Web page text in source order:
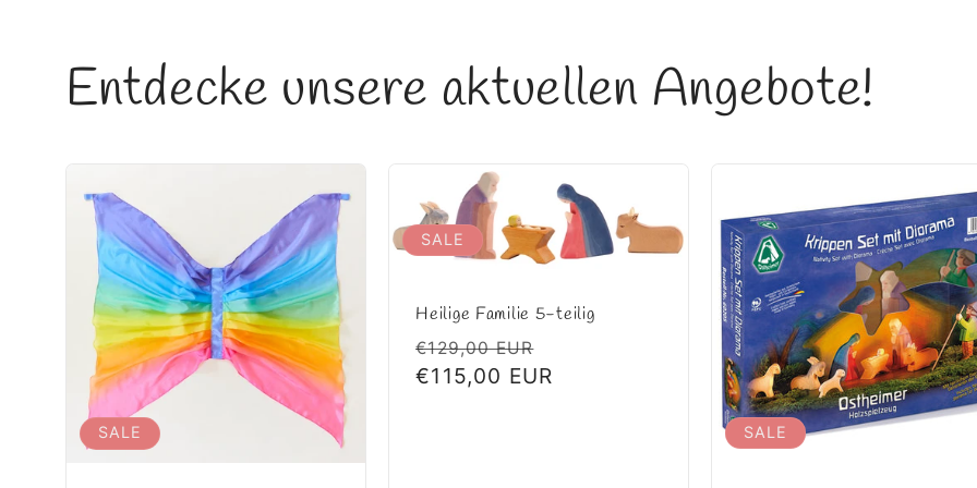
Entdecke unsere aktuellen Angebote!
SALE
SALE
Heilige Familie 5-teilig
Normaler
Preis
€129,00 EUR
€115,00 EUR
SALE